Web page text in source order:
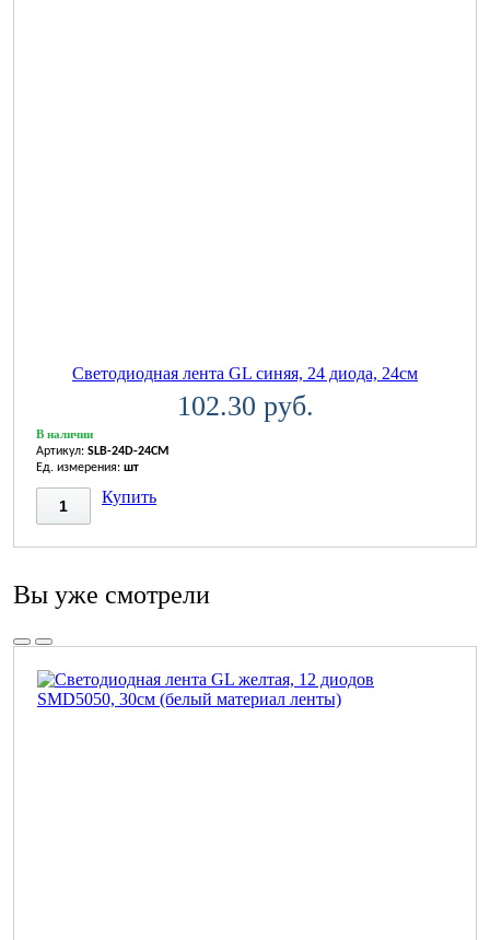
Светодиодная лента GL синяя, 24 диода, 24см
102.30 руб.
В наличии
Артикул: SLB-24D-24CM
Ед. измерения: шт
Купить
Вы уже смотрели